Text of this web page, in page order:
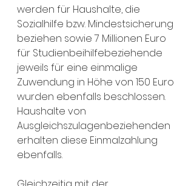
werden für Haushalte, die
Sozialhilfe bzw. Mindestsicherung
beziehen sowie 7 Millionen Euro
für Studienbeihilfebeziehende
jeweils für eine einmalige
Zuwendung in Höhe von 150 Euro
wurden ebenfalls beschlossen.
Haushalte von
Ausgleichszulagenbeziehenden
erhalten diese Einmalzahlung
ebenfalls.